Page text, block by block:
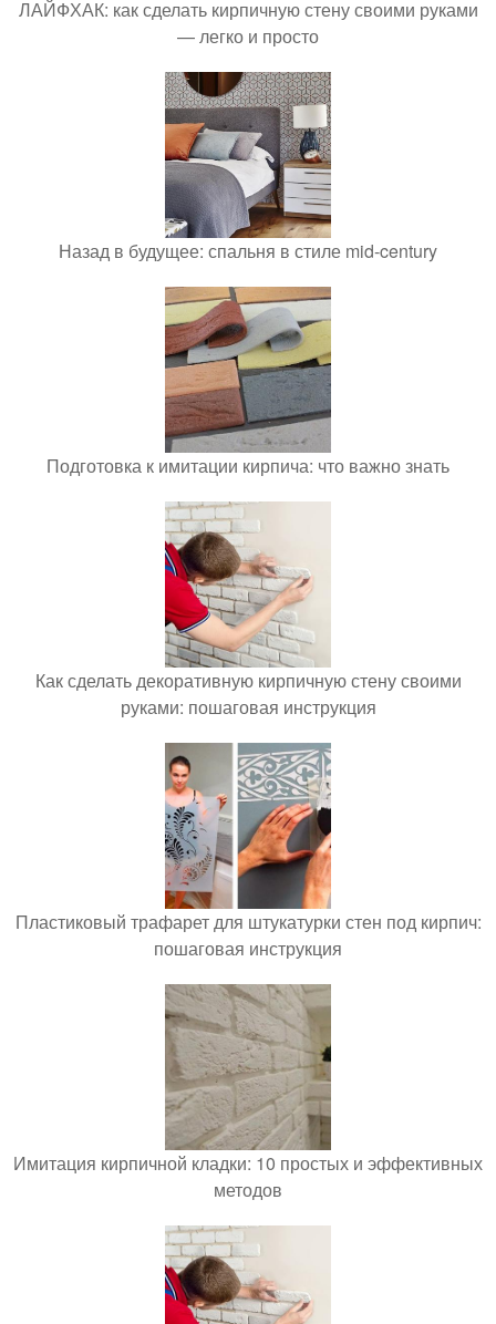
ЛАЙФХАК: как сделать кирпичную стену своими руками
— легко и просто
Назад в будущее: спальня в стиле mid-century
Подготовка к имитации кирпича: что важно знать
Как сделать декоративную кирпичную стену своими
руками: пошаговая инструкция
Пластиковый трафарет для штукатурки стен под кирпич:
пошаговая инструкция
Имитация кирпичной кладки: 10 простых и эффективных
методов